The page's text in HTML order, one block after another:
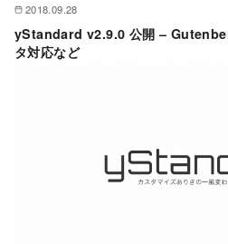
2018.09.28
yStandard v2.9.0 公開 –
タ対応など